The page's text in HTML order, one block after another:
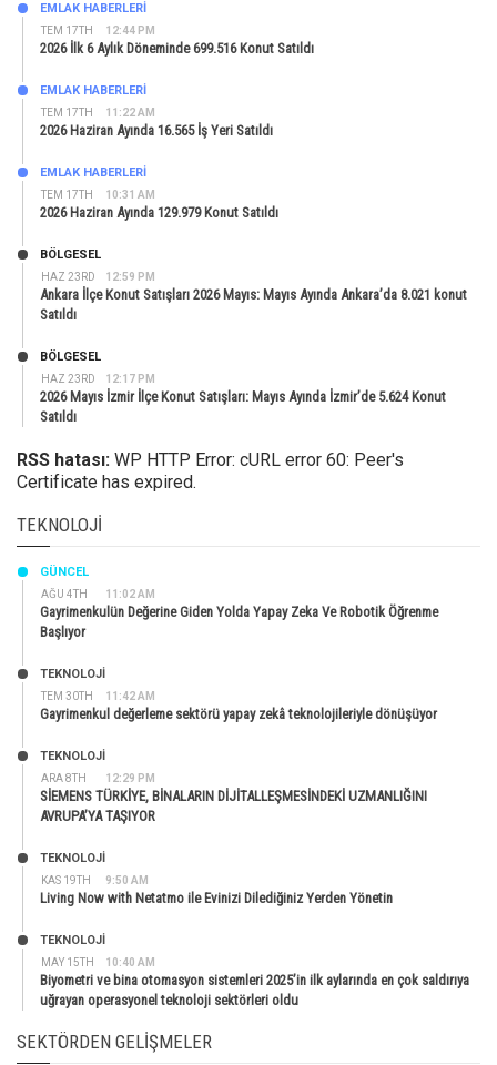
TEM 17TH 12:44 PM
EMLAK HABERLERI
2026 İlk 6 Aylık Döneminde 699.516 Konut Satıldı
TEM 17TH 11:22 AM
EMLAK HABERLERI
2026 Haziran Ayında 16.565 İş Yeri Satıldı
TEM 17TH 10:31 AM
EMLAK HABERLERI
2026 Haziran Ayında 129.979 Konut Satıldı
HAZ 23RD 12:59 PM
BÖLGESEL
Ankara İlçe Konut Satışları 2026 Mayıs: Mayıs Ayında Ankara’da 8.021 konut
Satıldı
HAZ 23RD 12:17 PM
BÖLGESEL
2026 Mayıs İzmir İlçe Konut Satışları: Mayıs Ayında İzmir’de 5.624 Konut
Satıldı
RSS hatası: WP HTTP Error: cURL error 60: Peer's
Certificate has expired.
TEKNOLOJI
AĞU 4TH 11:02 AM
GÜNCEL
Gayrimenkulün Değerine Giden Yolda Yapay Zeka Ve Robotik Öğrenme
Başlıyor
TEM 30TH 11:42 AM
TEKNOLOJİ
Gayrimenkul değerleme sektörü yapay zekâ teknolojileriyle dönüşüyor
ARA 8TH 12:29 PM
TEKNOLOJİ
SİEMENS TÜRKİYE, BİNALARIN DİJİTALLEŞMESİNDEKİ UZMANLIĞINI
AVRUPA’YA TAŞIYOR
KAS 19TH 9:50 AM
TEKNOLOJİ
Living Now with Netatmo ile Evinizi Dilediğiniz Yerden Yönetin
MAY 15TH 10:40 AM
TEKNOLOJİ
Biyometri ve bina otomasyon sistemleri 2025’in ilk aylarında en çok saldırıya
uğrayan operasyonel teknoloji sektörleri oldu
SEKTÖRDEN GELIŞMELER